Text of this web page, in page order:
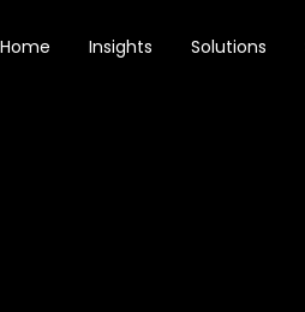
Home Insights Solutions